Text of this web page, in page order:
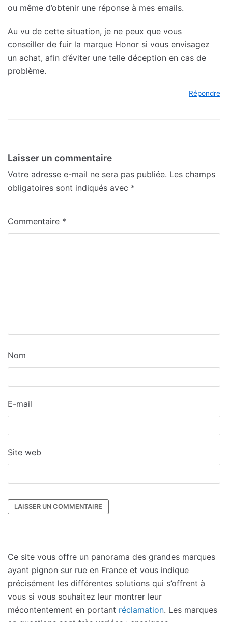
ou même d’obtenir une réponse à mes emails.
Au vu de cette situation, je ne peux que vous
conseiller de fuir la marque Honor si vous envisagez
un achat, afin d’éviter une telle déception en cas de
problème.
Répondre
Laisser un commentaire
Votre adresse e-mail ne sera pas publiée. Les champs
obligatoires sont indiqués avec *
Commentaire *
Nom
E-mail
Site web
Ce site vous offre un panorama des grandes marques
ayant pignon sur rue en France et vous indique
précisément les différentes solutions qui s’offrent à
vous si vous souhaitez leur montrer leur
mécontentement en portant réclamation. Les marques